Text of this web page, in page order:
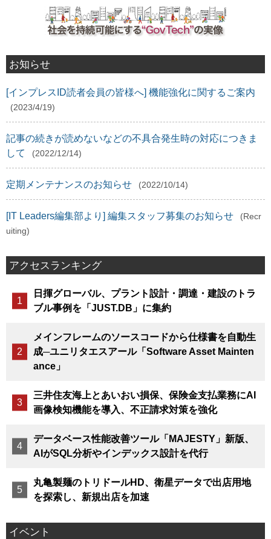
お知らせ
[インプレスID読者会員の皆様へ] 機能強化に関するご案内
(2023/4/19)
記事の続きが読めないなどの不具合発生時の対応につきま
して
(2022/12/14)
定期メンテナンスのお知らせ (2022/10/14)
[IT Leaders編集部より] 編集スタッフ募集のお知らせ
(Recr
uiting)
アクセスランキング
日揮グローバル、プラント設計・調達・建設のトラ
ブル事例を「JUST.DB」に集約
メインフレームのソースコードから仕様書を自動生
成─ユニリタエスアール「Software Asset Mainten
ance」
三井住友海上とあいおい損保、保険金支払業務にAI
画像検知機能を導入、不正請求対策を強化
データベース性能改善ツール「MAJESTY」新版、
AIがSQL分析やインデックス設計を代行
丸亀製麺のトリドールHD、衛星データで出店用地
を探索し、新規出店を加速
イベント